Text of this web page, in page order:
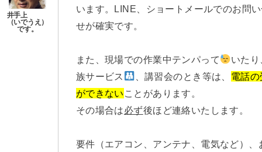
います。LINE、ショートメールでのお問
せが確実です。
また、現場での作業中テンパって
いたり
族サービス
、講習会のとき等は、 電話の
ができない ことがあります。
その場合は必ず後ほど連絡いたします。
要件（エアコン、アンテナ、電気など）、